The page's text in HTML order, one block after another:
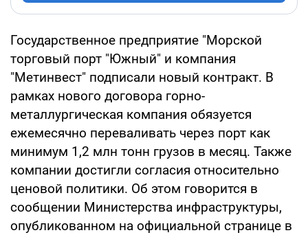
Государственное предприятие "Морской
торговый порт "Южный" и компания
"Метинвест" подписали новый контракт. В
рамках нового договора горно-
металлургическая компания обязуется
ежемесячно переваливать через порт как
минимум 1,2 млн тонн грузов в месяц. Также
компании достигли согласия относительно
ценовой политики. Об этом говорится в
сообщении Министерства инфраструктуры,
опубликованном на официальной странице в